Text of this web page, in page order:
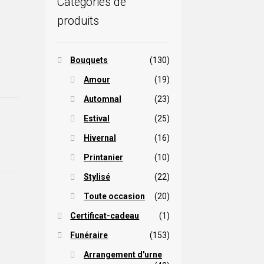
produits
Bouquets (130)
Amour (19)
Automnal (23)
Estival (25)
Hivernal (16)
Printanier (10)
Stylisé (22)
Toute occasion (20)
Certificat-cadeau (1)
Funéraire (153)
Arrangement d'urne